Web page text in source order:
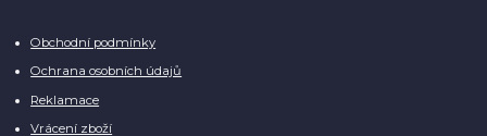
Obchodní podmínky
Ochrana osobních údajů
Reklamace
Vrácení zboží